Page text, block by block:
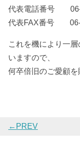
代表電話番号 06-
代表FAX番号 06-
これを機により一
いますので、
何卒倍旧のご愛顧を
←PREV